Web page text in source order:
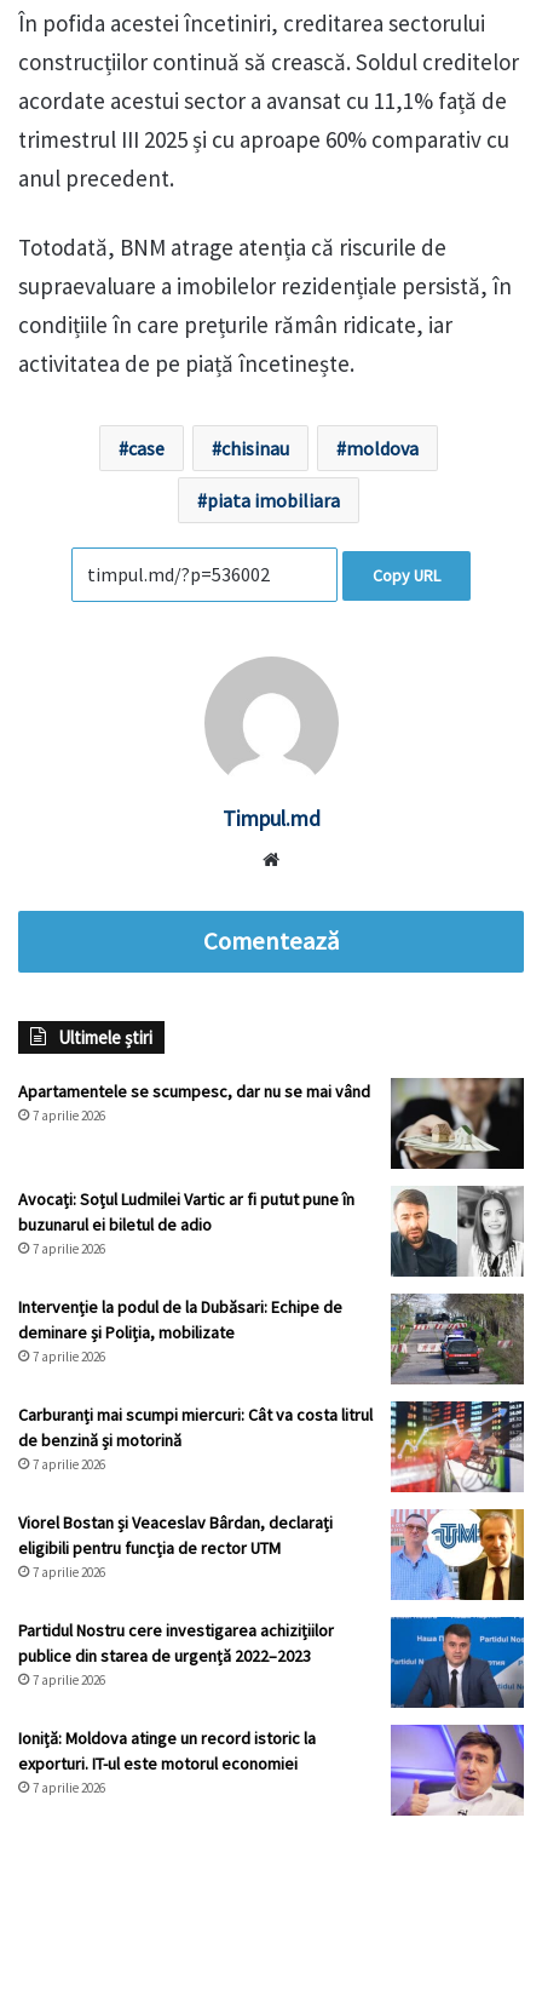
În pofida acestei încetiniri, creditarea sectorului
construcțiilor continuă să crească. Soldul creditelor
acordate acestui sector a avansat cu 11,1% față de
trimestrul III 2025 și cu aproape 60% comparativ cu
anul precedent.
Totodată, BNM atrage atenția că riscurile de
supraevaluare a imobilelor rezidențiale persistă, în
condițiile în care prețurile rămân ridicate, iar
activitatea de pe piață încetinește.
case chisinau moldova
piata imobiliara
Copy URL
Timpul.md
Comentează
Ultimele știri
Apartamentele se scumpesc, dar nu se mai vând
7 aprilie 2026
Avocați: Soțul Ludmilei Vartic ar fi putut pune în
buzunarul ei biletul de adio
7 aprilie 2026
Intervenție la podul de la Dubăsari: Echipe de
deminare și Poliția, mobilizate
7 aprilie 2026
Carburanți mai scumpi miercuri: Cât va costa litrul
de benzină și motorină
7 aprilie 2026
Viorel Bostan și Veaceslav Bârdan, declarați
eligibili pentru funcția de rector UTM
7 aprilie 2026
Partidul Nostru cere investigarea achizițiilor
publice din starea de urgență 2022–2023
7 aprilie 2026
Ioniță: Moldova atinge un record istoric la
exporturi. IT-ul este motorul economiei
7 aprilie 2026